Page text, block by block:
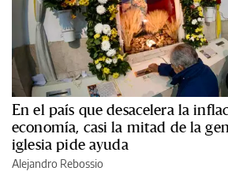
En el país que desacelera la
economía, casi la mitad de la
iglesia pide ayuda
Alejandro Rebossio